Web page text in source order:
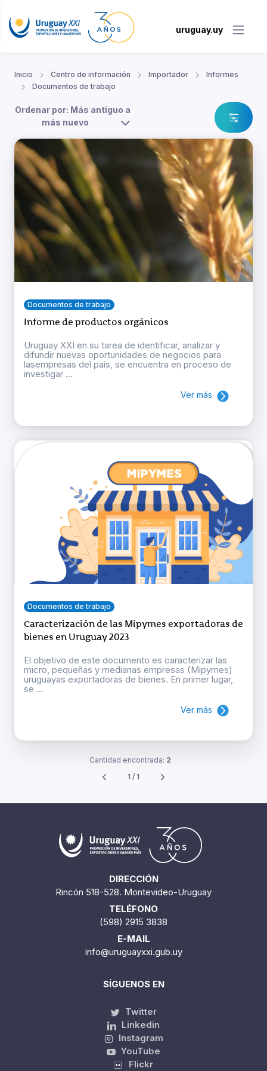
uruguay.uy
Inicio Centro de información Importador
Informes
Documentos de trabajo
Ordenar por: Más antiguo a
más nuevo
Documentos de trabajo
Informe de productos orgánicos
Uruguay XXI en su tarea de identificar, analizar y
difundir nuevas oportunidades de negocios para
lasempresas del país, se encuentra en proceso de
investigar ...
Ver más
Documentos de trabajo
Caracterización de las Mipymes exportadoras de
bienes en Uruguay 2023
El objetivo de este documento es caracterizar las
micro, pequeñas y medianas empresas (Mipymes)
uruguayas exportadoras de bienes. En primer lugar,
se ...
Ver más
Cantidad encontrada: 2
1 / 1
DIRECCIÓN
Rincón 518-528. Montevideo-Uruguay
TELÉFONO
(598) 2915 3838
E-MAIL
info@uruguayxxi.gub.uy
SÍGUENOS EN
Twitter
Linkedin
Instagram
YouTube
Flickr